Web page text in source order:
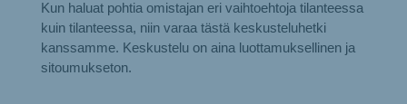
Kun haluat pohtia omistajan eri vaihtoehtoja tilanteessa
kuin tilanteessa, niin varaa tästä keskusteluhetki
kanssamme. Keskustelu on aina luottamuksellinen ja
sitoumukseton.